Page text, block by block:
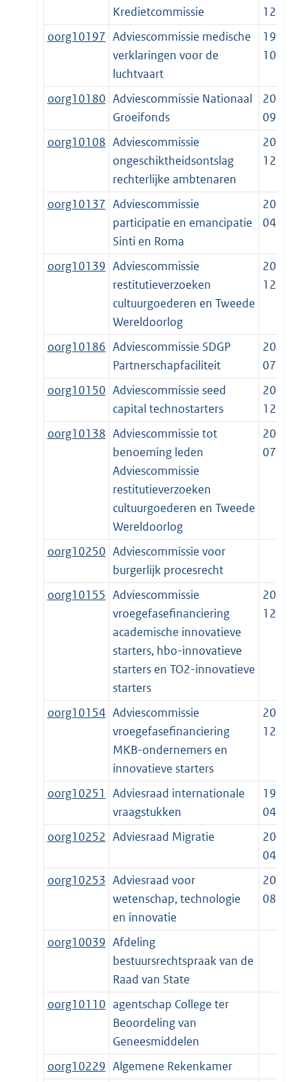
Kredietcommissie
12-19
oorg10197 Adviescommissie medische
verklaringen voor de
luchtvaart
1999-
10-01
oorg10180 Adviescommissie Nationaal
Groeifonds
2020-
09-15
oorg10108 Adviescommissie
ongeschiktheidsontslag
rechterlijke ambtenaren
2003-
12-02
oorg10137 Adviescommissie
participatie en emancipatie
Sinti en Roma
2015-
04-11
oorg10139 Adviescommissie
restitutieverzoeken
cultuurgoederen en Tweede
Wereldoorlog
2001-
12-23
oorg10186 Adviescommissie SDGP
Partnerschapfaciliteit
2019-
07-16
oorg10150 Adviescommissie seed
capital technostarters
2014-
12-19
oorg10138 Adviescommissie tot
benoeming leden
Adviescommissie
restitutieverzoeken
cultuurgoederen en Tweede
Wereldoorlog
2016-
07-16
oorg10250 Adviescommissie voor
burgerlijk procesrecht
oorg10155 Adviescommissie
vroegefasefinanciering
academische innovatieve
starters, hbo-innovatieve
starters en TO2-innovatieve
starters
2014-
12-19
oorg10154 Adviescommissie
vroegefasefinanciering
MKB-ondernemers en
innovatieve starters
2014-
12-19
oorg10251
Adviesraad internationale
vraagstukken
1998-
04-15
oorg10252 Adviesraad Migratie
2001-
04-01
oorg10253 Adviesraad voor
wetenschap, technologie
en innovatie
2014-
08-01
oorg10039 Afdeling
bestuursrechtspraak van de
Raad van State
oorg10110 agentschap College ter
Beoordeling van
Geneesmiddelen
oorg10229 Algemene Rekenkamer